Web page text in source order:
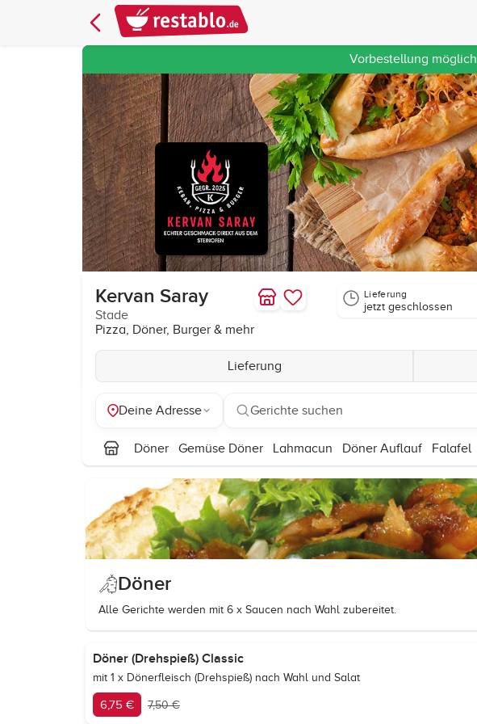
Vorbestellung möglich
Kervan Saray
Stade
Pizza, Döner, Burger & mehr
Lieferung
jetzt geschlossen
Lieferung
Deine Adresse Gerichte suchen
Döner Gemüse Döner Lahmacun Döner Auflauf Falafel
Döner
Alle Gerichte werden mit 6 x Saucen nach Wahl zubereitet.
Döner (Drehspieß) Classic
mit 1 x Dönerfleisch (Drehspieß) nach Wahl und Salat
6,75 € 7,50 €